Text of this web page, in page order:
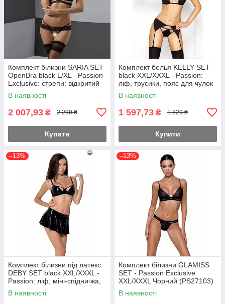
Комплект білизни SARIA SET
OpenBra black L/XL - Passion
Exclusive: стрепи: відкритий
ліф, стрінги Feromon
В наявності
2 007,93 ₴ 2 299 ₴
Купити
Комплект белья KELLY SET
black XXL/XXXL - Passion:
ліф, трусики, пояс для чулок
Feromon
В наявності
1 597,73 ₴ 1 829 ₴
Купити
–13%
Комплект білизни під латекс
DEBY SET black XXL/XXXL -
Passion: ліф, міні-спідничка,
стрінги Feromon
В наявності
–13%
Комплект білизни GLAMISS
SET - Passion Exclusive
XXL/XXXL Чорний (PS27103)
Feromon
В наявності